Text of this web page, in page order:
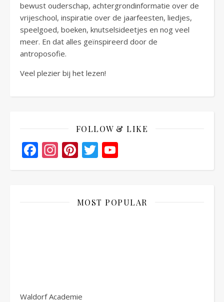
bewust ouderschap, achtergrondinformatie over de
vrijeschool, inspiratie over de jaarfeesten, liedjes,
speelgoed, boeken, knutselsideetjes en nog veel
meer. En dat alles geïnspireerd door de
antroposofie.
Veel plezier bij het lezen!
FOLLOW & LIKE
Facebook
Instagram
Pinterest
Twitter
Channel
MOST POPULAR
Waldorf Academie